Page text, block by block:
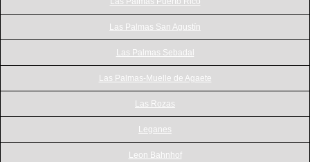
Las Palmas San Agustín
Las Palmas Sebadal
Las Palmas-Muelle de Agaete
Las Rozas
Leganes
Leon Bahnhof